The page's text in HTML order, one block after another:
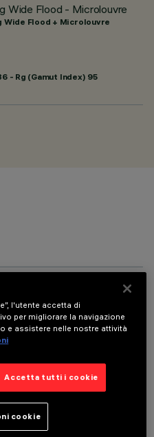
Wide Flood - Microlouvre
Wide Flood + Microlouvre
- Rg (Gamut Index) 95
l'utente accetta di
per migliorare la navigazione
e assistere nelle nostre attività
Accetta tutti i cookie
cookie